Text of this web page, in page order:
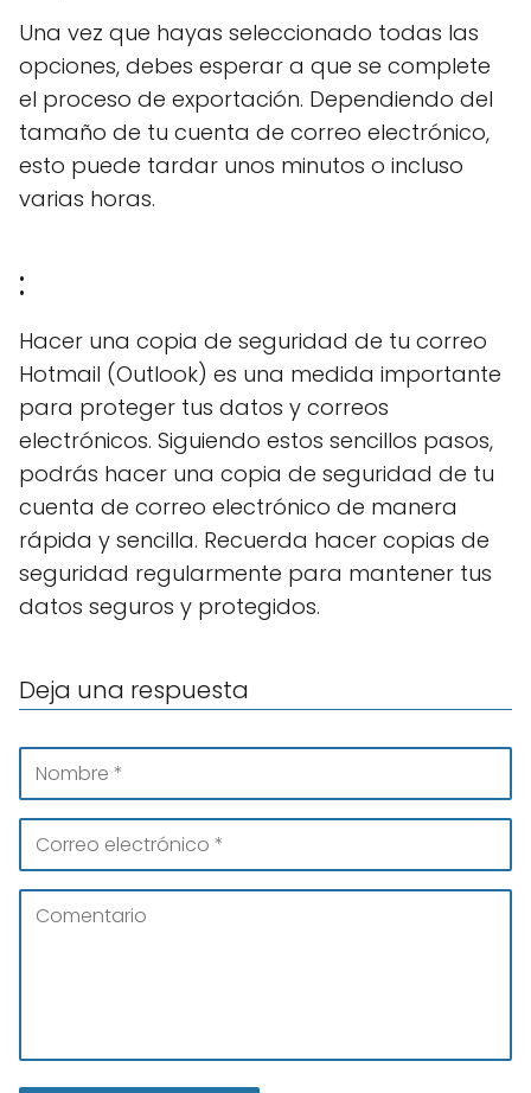
Una vez que hayas seleccionado todas las
opciones, debes esperar a que se complete
el proceso de exportación. Dependiendo del
tamaño de tu cuenta de correo electrónico,
esto puede tardar unos minutos o incluso
varias horas.
:
Hacer una copia de seguridad de tu correo
Hotmail (Outlook) es una medida importante
para proteger tus datos y correos
electrónicos. Siguiendo estos sencillos pasos,
podrás hacer una copia de seguridad de tu
cuenta de correo electrónico de manera
rápida y sencilla. Recuerda hacer copias de
seguridad regularmente para mantener tus
datos seguros y protegidos.
Deja una respuesta